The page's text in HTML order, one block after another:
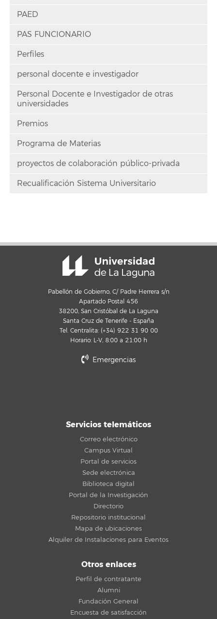
PAED
PAS FUNCIONARIO
Perfiles
personal docente e investigador
Personal Docente e Investigador de otras
universidades
Premios
Programa de Materias
proyectos de colaboración público-privada
Recualificación Sistema Universitario
Pabellón de Gobierno, C/ Padre Herrera s/n
Apartado Postal 456
38200, San Cristóbal de La Laguna
Santa Cruz de Tenerife - España
Tel. Centralita: (+34) 922 31 90 00
Horario: L-V, 8:00 a 21:00 h
Emergencias
Servicios telemáticos
Correo electrónico
Campus Virtual
Portal de servicios
Sede electrónica
Biblioteca digital
Portal de la Investigación
Directorio
Repositorio institucional
Mapa de ubicaciones
Alquiler de Instalaciones para Eventos
Otros enlaces
Perfil de contratante
Alumni
Fundación General
Encuesta de satisfacción